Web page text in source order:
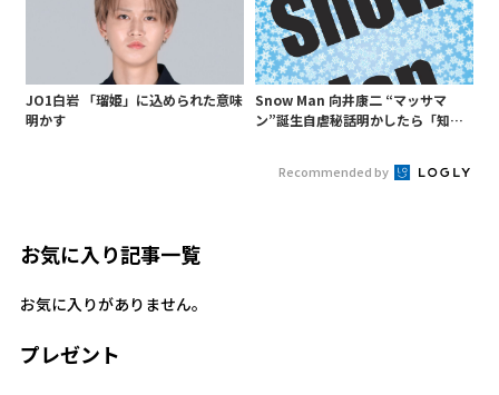
JO1白岩 「瑠姫」に込められた意味
明かす
Snow Man 向井康二 “マッサマ
ン”誕生自虐秘話明かしたら「知ら
Recommended by
お気に入り記事一覧
お気に入りがありません。
プレゼント